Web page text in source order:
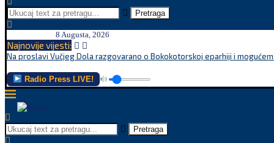
Pretraga
8 Augusta, 2026
Najnovije vijesti:
Na proslavi Vučjeg Dola razgovarano o Bokokotorskoj eparhiji i
Radio Press LIVE!
Pretraga